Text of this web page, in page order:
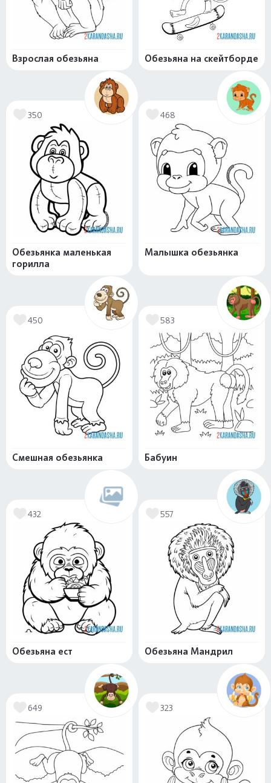
Взрослая обезьяна Обезьяна на скейтборде
350
Обезьянка маленькая
горилла
468
Малышка обезьянка
450
Смешная обезьянка
583
Бабуин
432
Обезьяна ест
557
Обезьяна Мандрил
649 323